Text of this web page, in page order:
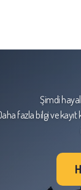
Şimdi
fazla bilgi ve kayıt